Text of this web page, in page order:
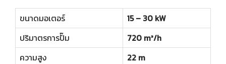
ขนาดมอเตอร์
15 – 30 kW
ปริมาตรการปั๊ม
720 m³/h
ความสูง
22 m